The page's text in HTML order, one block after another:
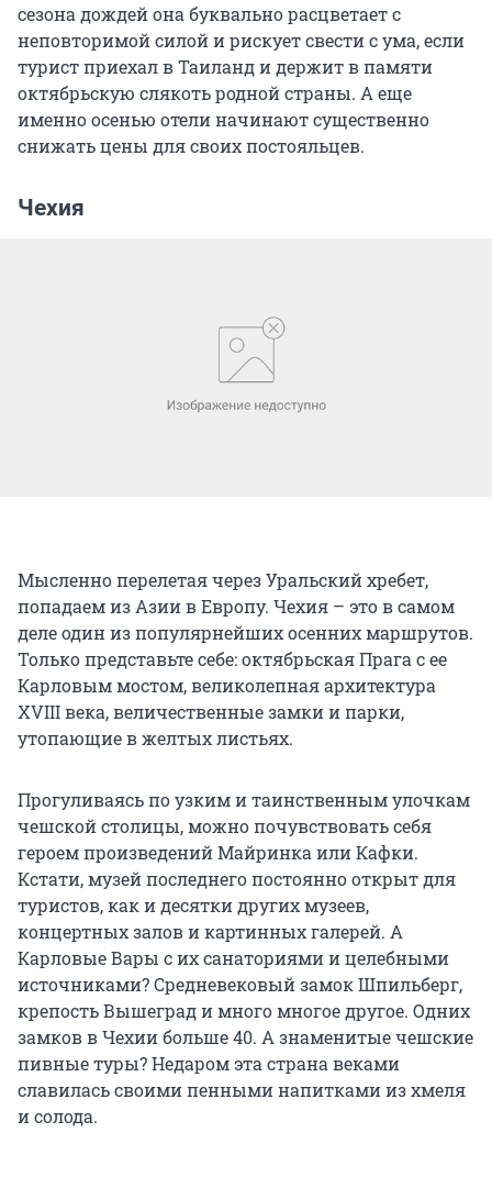
сезона дождей она буквально расцветает с
неповторимой силой и рискует свести с ума, если
турист приехал в Таиланд и держит в памяти
октябрьскую слякоть родной страны. А еще
именно осенью отели начинают существенно
снижать цены для своих постояльцев.
Чехия
Мысленно перелетая через Уральский хребет,
попадаем из Азии в Европу. Чехия – это в самом
деле один из популярнейших осенних маршрутов.
Только представьте себе: октябрьская Прага с ее
Карловым мостом, великолепная архитектура
XVIII века, величественные замки и парки,
утопающие в желтых листьях.
Прогуливаясь по узким и таинственным улочкам
чешской столицы, можно почувствовать себя
героем произведений Майринка или Кафки.
Кстати, музей последнего постоянно открыт для
туристов, как и десятки других музеев,
концертных залов и картинных галерей. А
Карловые Вары с их санаториями и целебными
источниками? Средневековый замок Шпильберг,
крепость Вышеград и много многое другое. Одних
замков в Чехии больше 40. А знаменитые чешские
пивные туры? Недаром эта страна веками
славилась своими пенными напитками из хмеля
и солода.